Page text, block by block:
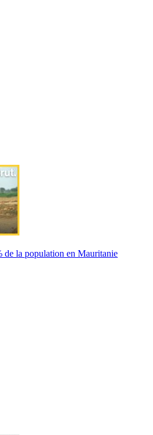
de la population en Mauritanie